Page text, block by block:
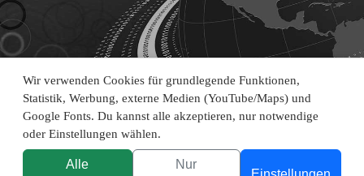
Wir verwenden Cookies für grundlegende Funktionen,
Statistik, Werbung, externe Medien (YouTube/Maps) und
Google Fonts. Du kannst alle akzeptieren, nur notwendige
oder Einstellungen wählen.
Alle Nur